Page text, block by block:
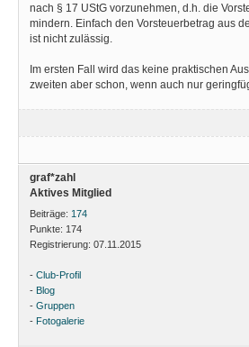
nach § 17 UStG vorzunehmen, d.h. die
mindern. Einfach den Vorsteuerbetrag aus
ist nicht zulässig.
Im ersten Fall wird das keine praktischen
zweiten aber schon, wenn auch nur
graf*zahl
Aktives Mitglied
Beiträge: 174
Punkte: 174
Registrierung: 07.11.2015
- Club-Profil
- Blog
- Gruppen
- Fotogalerie